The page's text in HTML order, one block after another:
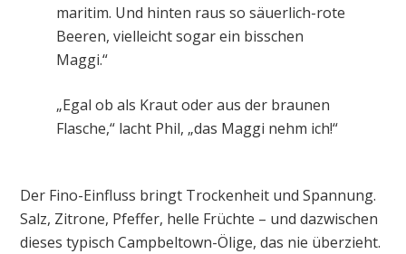
maritim. Und hinten raus so säuerlich-rote
Beeren, vielleicht sogar ein bisschen
Maggi.“
„Egal ob als Kraut oder aus der braunen
Flasche,“ lacht Phil, „das Maggi nehm ich!“
Der Fino-Einfluss bringt Trockenheit und Spannung.
Salz, Zitrone, Pfeffer, helle Früchte – und dazwischen
dieses typisch Campbeltown-Ölige, das nie überzieht.